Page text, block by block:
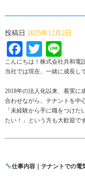
投稿日 2025年12月2日
Facebook
Twitter
こんにちは！株式会社共和電
当社では現在、一緒に成長し
2018年の法人化以来、着実に
合わせながら、テナントを中
「未経験から手に職をつけ
たい！」という方も大歓迎で
仕事内容｜テナントでの電